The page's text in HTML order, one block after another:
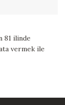
81 ilinde
vermek ile